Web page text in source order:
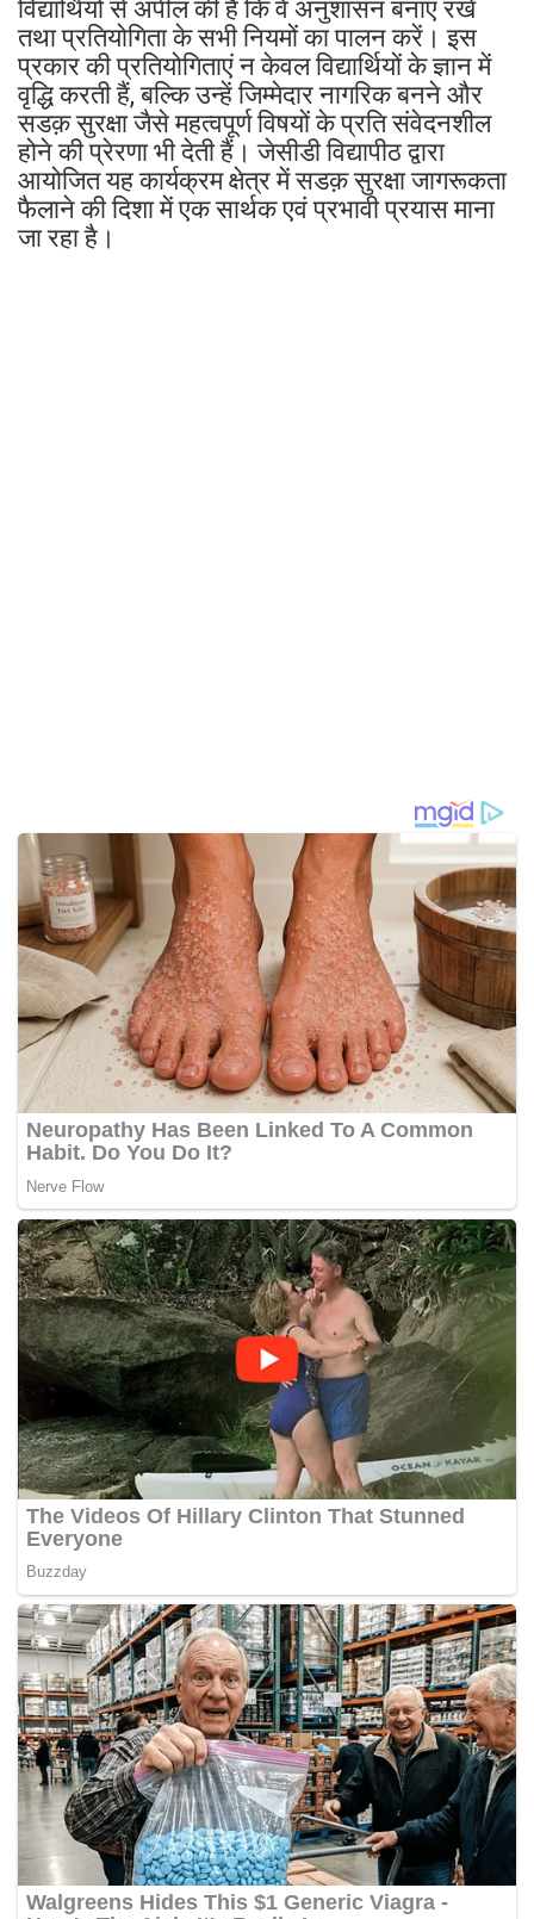
विद्यार्थियों से अपील की है कि वे अनुशासन बनाए रखें
तथा प्रतियोगिता के सभी नियमों का पालन करें। इस
प्रकार की प्रतियोगिताएं न केवल विद्यार्थियों के ज्ञान में
वृद्धि करती हैं, बल्कि उन्हें जिम्मेदार नागरिक बनने और
सडक़ सुरक्षा जैसे महत्वपूर्ण विषयों के प्रति संवेदनशील
होने की प्रेरणा भी देती हैं। जेसीडी विद्यापीठ द्वारा
आयोजित यह कार्यक्रम क्षेत्र में सडक़ सुरक्षा जागरूकता
फैलाने की दिशा में एक सार्थक एवं प्रभावी प्रयास माना
जा रहा है।